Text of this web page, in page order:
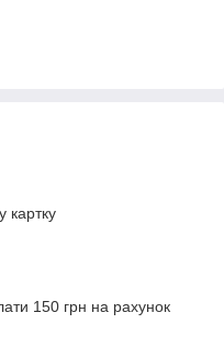
картку
150 грн на рахунок